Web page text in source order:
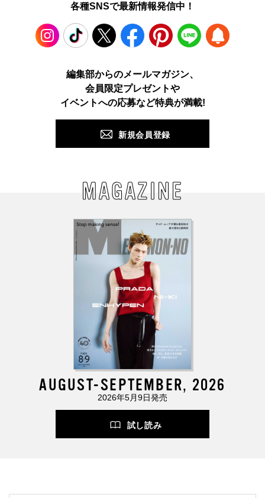
各種SNSで最新情報発信中！
TikTok Facebook Pinterest LINE
編集部からのメールマガジン、
会員限定プレゼントや
イベントへの応募など特典が満載!
新規会員登録
MAGAZINE
AUGUST-SEPTEMBER, 2026
2026年5月9日発売
試し読み